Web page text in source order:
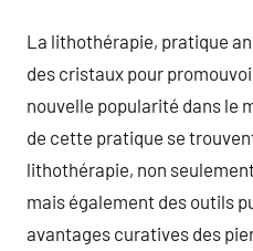
La lithothérapie, pratique
des cristaux pour
nouvelle popularité dans le
de cette pratique se
lithothérapie, non
mais également des outils
avantages curatives des